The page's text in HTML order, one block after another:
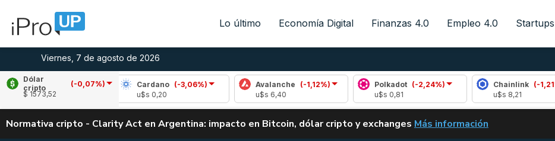
Lo último Economía Digital Finanzas 4.0 Empleo 4.0 Startups
Viernes, 7 de agosto de 2026
Dólar
cripto
(-0,07%)
$ 1573,52
(-2,10%)
Cardano
(-3,06%)
Avalanche (-1,12%)
Polkadot
(-2,24%)
Chainlink (-1,21%)
Normativa cripto - Clarity Act en Argentina: impacto en Bitcoin, dólar cripto y exchanges CLARITY ACT EN ARGENTINA:
Más información